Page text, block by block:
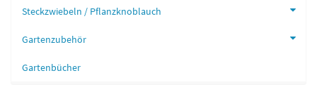
Steckzwiebeln / Pflanzknoblauch
Gartenzubehör
Gartenbücher